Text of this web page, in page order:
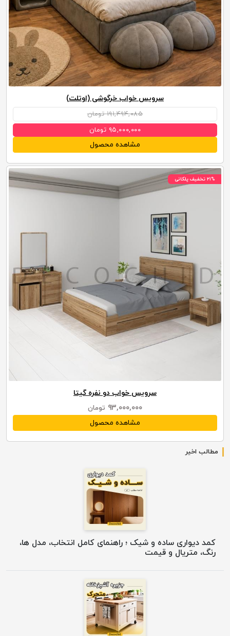
سرویس خواب خرگوشی (اوتلت)
۱۹۱,۴۹۴,۰۸۵ تومان
۹۵,۰۰۰,۰۰۰ تومان
مشاهده محصول
۲۱% تخفیف پلکانی
سرویس خواب دو نفره گیتا
۹۳,۰۰۰,۰۰۰ تومان
مشاهده محصول
مطالب اخیر
کمد دیواری ساده و شیک ؛ راهنمای کامل انتخاب، مدل ها،
رنگ، متریال و قیمت